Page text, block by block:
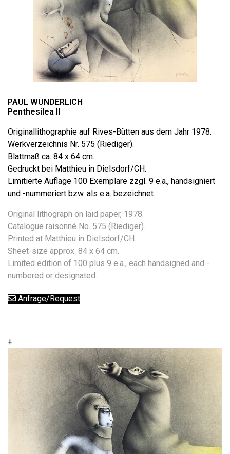
PAUL WUNDERLICH
Penthesilea II
Originallithographie auf Rives-Bütten aus dem Jahr 1978.
Werkverzeichnis Nr. 575 (Riediger).
Blattmaß ca. 84 x 64 cm.
Gedruckt bei Matthieu in Dielsdorf/CH.
Limitierte Auflage 100 Exemplare zzgl. 9 e.a., handsigniert
und -nummeriert bzw. als e.a. bezeichnet.
Original lithograph on laid paper, 1978.
Catalogue raisonné No. 575 (Riediger).
Printed at Matthieu in Dielsdorf/CH.
Sheet-size approx. 84 x 64 cm.
Limited edition of 100 plus 9 e.a., each handsigned and -
numbered or designated.
Anfrage/Request
+